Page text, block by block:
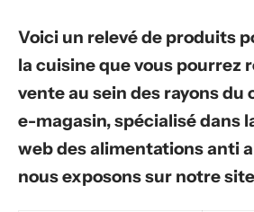
Voici un relevé de produits
la cuisine que vous pourrez
vente au sein des rayons du
e-magasin, spécialisé dans
web des alimentations anti
nous exposons sur notre